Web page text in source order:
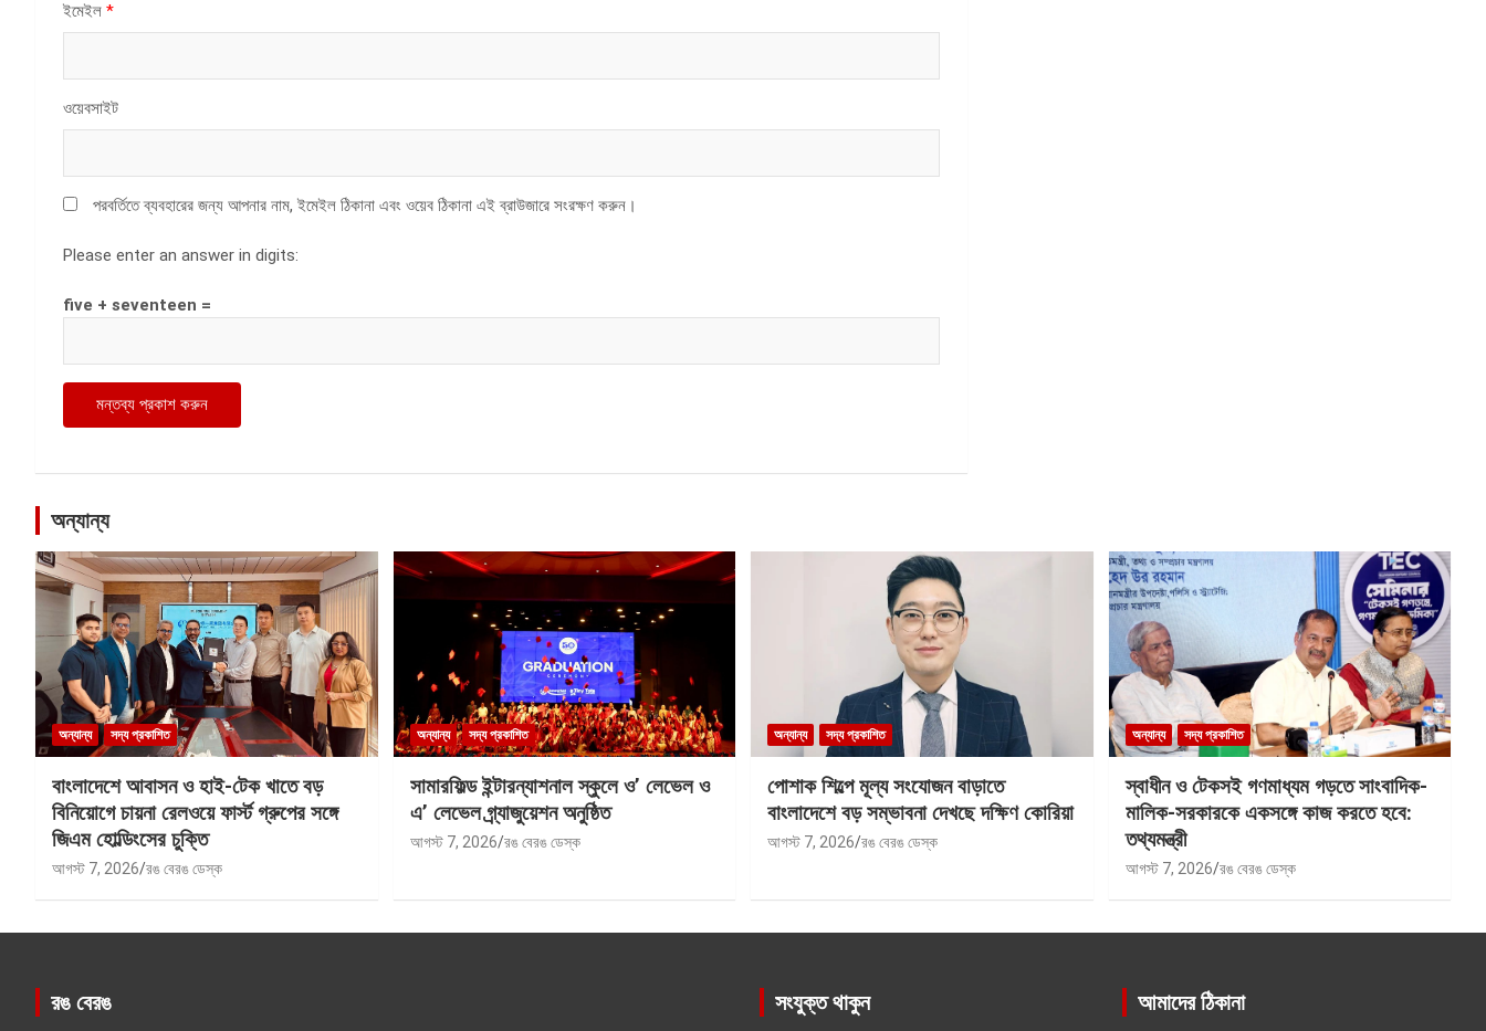
ইমেইল *
ওয়েবসাইট
পরবর্তিতে ব্যবহারের জন্য আপনার নাম, ইমেইল ঠিকানা এবং ওয়েব ঠিকানা এই ব্রাউজারে সংরক্ষণ করুন।
Please enter an answer in digits:
five + seventeen =
অন্যান্য
অন্যান্য সদ্য প্রকাশিত
বাংলাদেশে আবাসন ও হাই-টেক খাতে বড়
বিনিয়োগে চায়না রেলওয়ে ফার্স্ট গ্রুপের সঙ্গে
জিএম হোল্ডিংসের চুক্তি
আগস্ট 7, 2026 রঙ বেরঙ ডেস্ক
অন্যান্য সদ্য প্রকাশিত
সামারফিল্ড ইন্টারন্যাশনাল স্কুলে ও’ লেভেল ও
এ’ লেভেল গ্র্যাজুয়েশন অনুষ্ঠিত
আগস্ট 7, 2026 রঙ বেরঙ ডেস্ক
অন্যান্য সদ্য প্রকাশিত
পোশাক শিল্পে মূল্য সংযোজন বাড়াতে
বাংলাদেশে বড় সম্ভাবনা দেখছে দক্ষিণ কোরিয়া
আগস্ট 7, 2026 রঙ বেরঙ ডেস্ক
অন্যান্য সদ্য প্রকাশিত
স্বাধীন ও টেকসই গণমাধ্যম গড়তে সাংবাদিক-
মালিক-সরকারকে একসঙ্গে কাজ করতে হবে:
তথ্যমন্ত্রী
আগস্ট 7, 2026 রঙ বেরঙ ডেস্ক
রঙ বেরঙ সংযুক্ত থাকুন আমাদের ঠিকানা